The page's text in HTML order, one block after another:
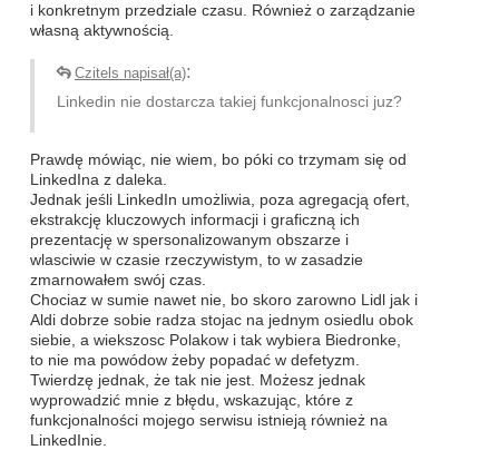
i konkretnym przedziale czasu. Również o zarządzanie
własną aktywnością.
Czitels napisał(a):
Linkedin nie dostarcza takiej funkcjonalnosci juz?
Prawdę mówiąc, nie wiem, bo póki co trzymam się od
LinkedIna z daleka.
Jednak jeśli LinkedIn umożliwia, poza agregacją ofert,
ekstrakcję kluczowych informacji i graficzną ich
prezentację w spersonalizowanym obszarze i
wlasciwie w czasie rzeczywistym, to w zasadzie
zmarnowałem swój czas.
Chociaz w sumie nawet nie, bo skoro zarowno Lidl jak i
Aldi dobrze sobie radza stojac na jednym osiedlu obok
siebie, a wiekszosc Polakow i tak wybiera Biedronke,
to nie ma powódow żeby popadać w defetyzm.
Twierdzę jednak, że tak nie jest. Możesz jednak
wyprowadzić mnie z błędu, wskazując, które z
funkcjonalności mojego serwisu istnieją również na
LinkedInie.